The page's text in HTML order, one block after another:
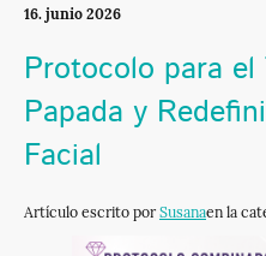
16. junio 2026
Protocolo para
Papada y
Facial
Artículo escrito por Susanaen la